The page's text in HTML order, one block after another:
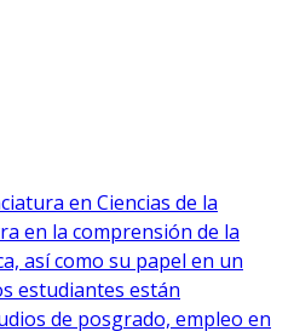
en Ciencias de la
en la comprensión de la
así como su papel en un
estudiantes están
de posgrado, empleo en